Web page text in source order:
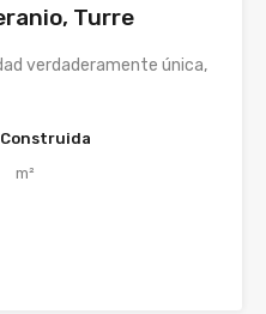
Turre
verdaderamente única,
m²